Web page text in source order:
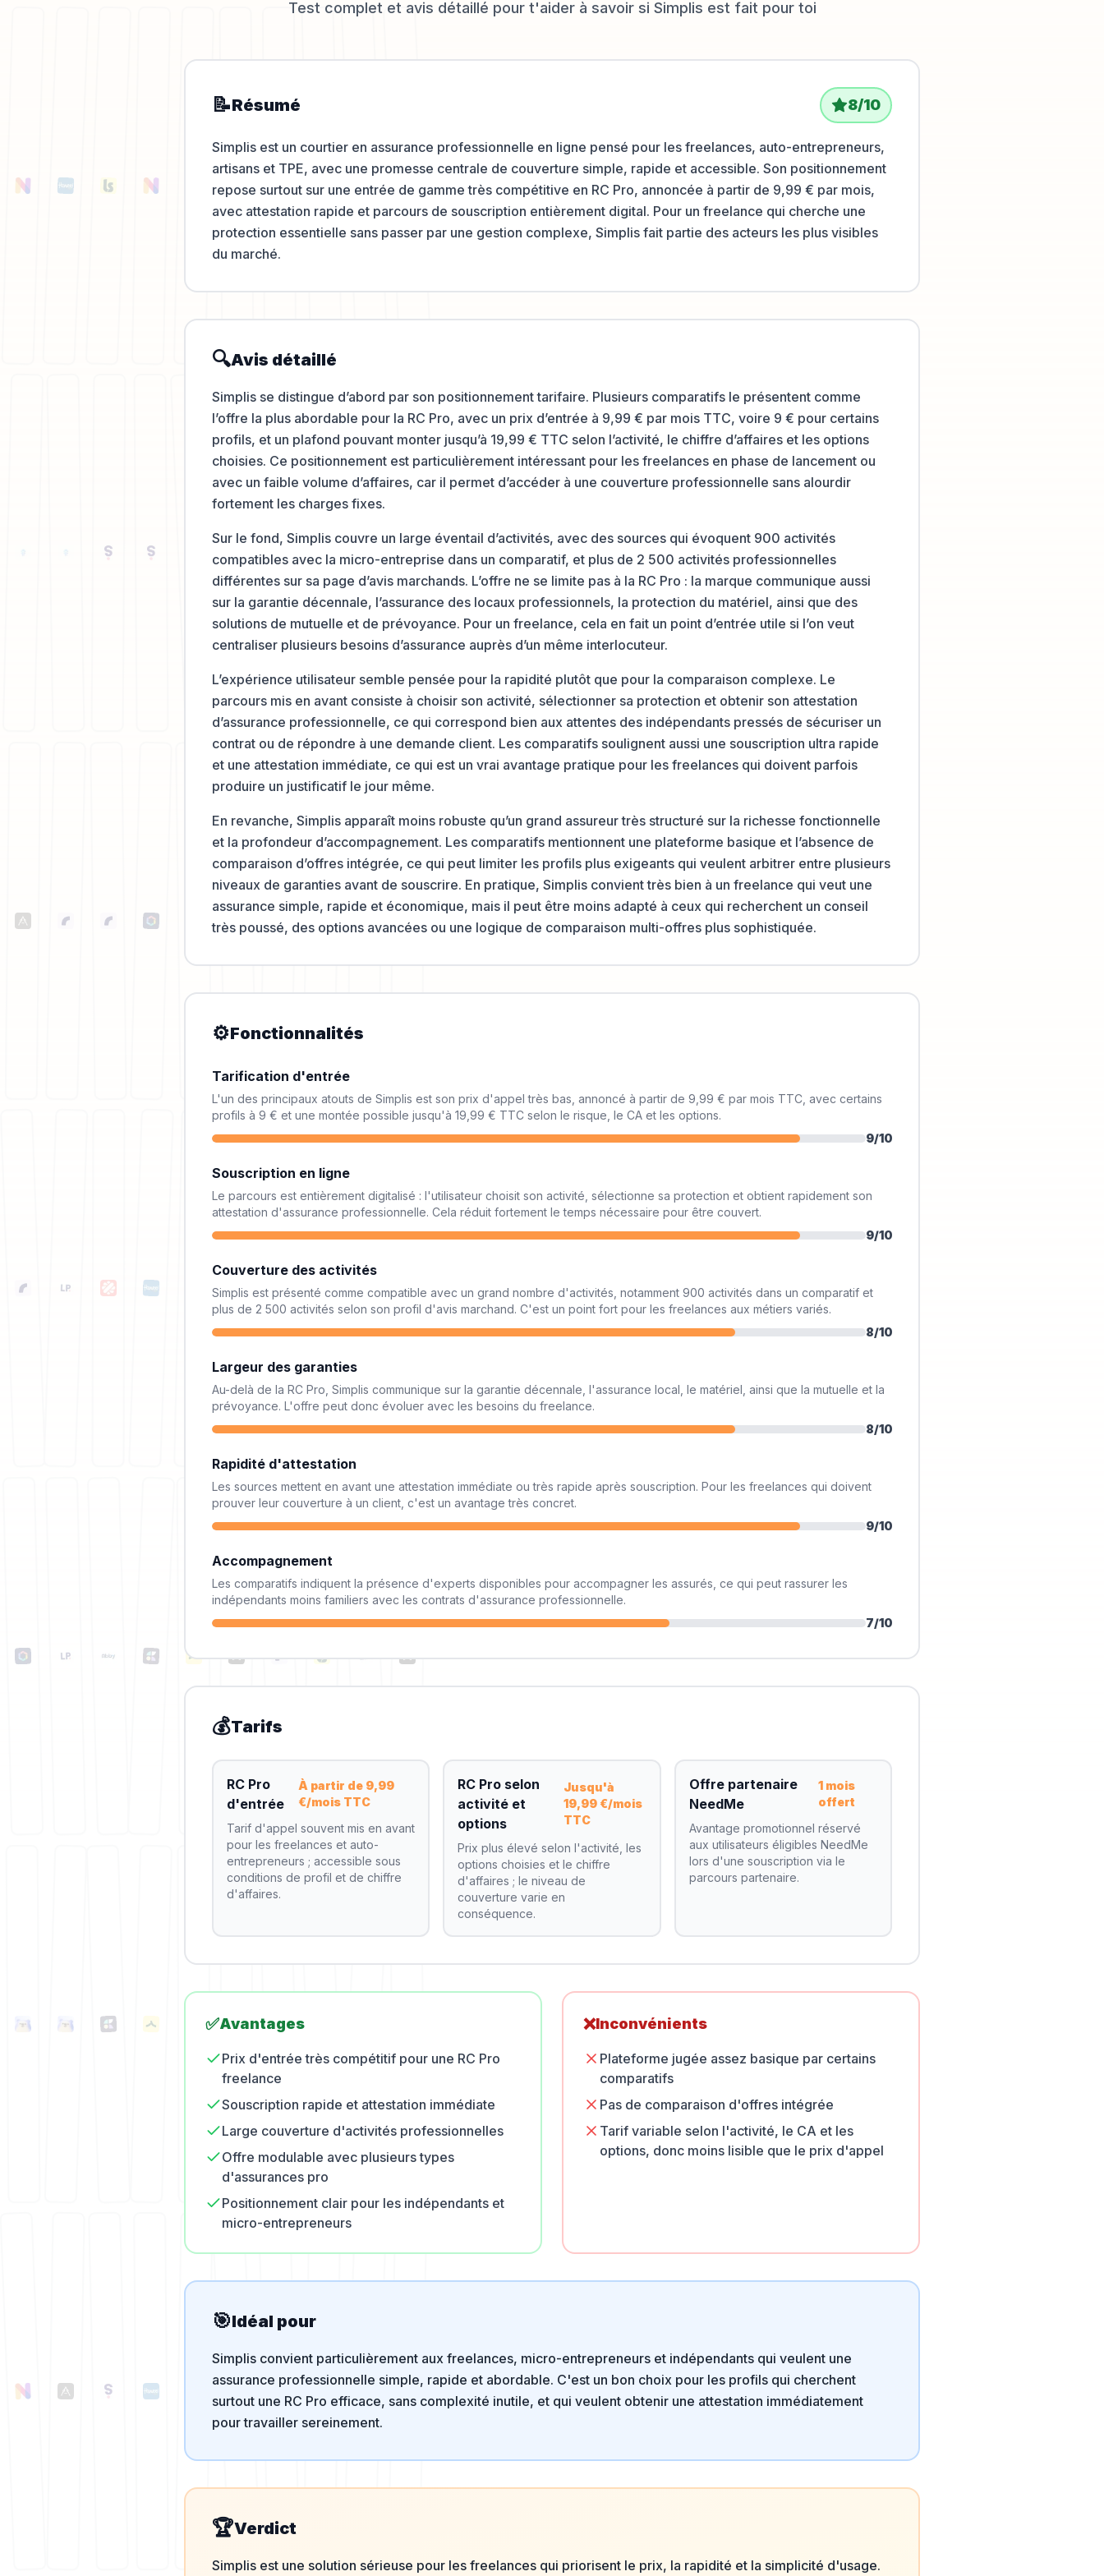
Test complet et avis détaillé pour t'aider à savoir si Simplis est fait pour toi
📝Résumé 8/10
Simplis est un courtier en assurance professionnelle en ligne pensé pour les freelances, auto-entrepreneurs,
artisans et TPE, avec une promesse centrale de couverture simple, rapide et accessible. Son positionnement
repose surtout sur une entrée de gamme très compétitive en RC Pro, annoncée à partir de 9,99 € par mois,
avec attestation rapide et parcours de souscription entièrement digital. Pour un freelance qui cherche une
protection essentielle sans passer par une gestion complexe, Simplis fait partie des acteurs les plus visibles
du marché.
🔍Avis détaillé
Simplis se distingue d’abord par son positionnement tarifaire. Plusieurs comparatifs le présentent comme
l’offre la plus abordable pour la RC Pro, avec un prix d’entrée à 9,99 € par mois TTC, voire 9 € pour certains
profils, et un plafond pouvant monter jusqu’à 19,99 € TTC selon l’activité, le chiffre d’affaires et les options
choisies. Ce positionnement est particulièrement intéressant pour les freelances en phase de lancement ou
avec un faible volume d’affaires, car il permet d’accéder à une couverture professionnelle sans alourdir
fortement les charges fixes.
Sur le fond, Simplis couvre un large éventail d’activités, avec des sources qui évoquent 900 activités
compatibles avec la micro-entreprise dans un comparatif, et plus de 2 500 activités professionnelles
différentes sur sa page d’avis marchands. L’offre ne se limite pas à la RC Pro : la marque communique aussi
sur la garantie décennale, l’assurance des locaux professionnels, la protection du matériel, ainsi que des
solutions de mutuelle et de prévoyance. Pour un freelance, cela en fait un point d’entrée utile si l’on veut
centraliser plusieurs besoins d’assurance auprès d’un même interlocuteur.
L’expérience utilisateur semble pensée pour la rapidité plutôt que pour la comparaison complexe. Le
parcours mis en avant consiste à choisir son activité, sélectionner sa protection et obtenir son attestation
d’assurance professionnelle, ce qui correspond bien aux attentes des indépendants pressés de sécuriser un
contrat ou de répondre à une demande client. Les comparatifs soulignent aussi une souscription ultra rapide
et une attestation immédiate, ce qui est un vrai avantage pratique pour les freelances qui doivent parfois
produire un justificatif le jour même.
En revanche, Simplis apparaît moins robuste qu’un grand assureur très structuré sur la richesse fonctionnelle
et la profondeur d’accompagnement. Les comparatifs mentionnent une plateforme basique et l’absence de
comparaison d’offres intégrée, ce qui peut limiter les profils plus exigeants qui veulent arbitrer entre plusieurs
niveaux de garanties avant de souscrire. En pratique, Simplis convient très bien à un freelance qui veut une
assurance simple, rapide et économique, mais il peut être moins adapté à ceux qui recherchent un conseil
très poussé, des options avancées ou une logique de comparaison multi-offres plus sophistiquée.
⚙️Fonctionnalités
Tarification d'entrée
L'un des principaux atouts de Simplis est son prix d'appel très bas, annoncé à partir de 9,99 € par mois TTC, avec certains
profils à 9 € et une montée possible jusqu'à 19,99 € TTC selon le risque, le CA et les options.
9/10
Souscription en ligne
Le parcours est entièrement digitalisé : l'utilisateur choisit son activité, sélectionne sa protection et obtient rapidement son
attestation d'assurance professionnelle. Cela réduit fortement le temps nécessaire pour être couvert.
9/10
Couverture des activités
Simplis est présenté comme compatible avec un grand nombre d'activités, notamment 900 activités dans un comparatif et
plus de 2 500 activités selon son profil d'avis marchand. C'est un point fort pour les freelances aux métiers variés.
8/10
Largeur des garanties
Au-delà de la RC Pro, Simplis communique sur la garantie décennale, l'assurance local, le matériel, ainsi que la mutuelle et la
prévoyance. L'offre peut donc évoluer avec les besoins du freelance.
8/10
Rapidité d'attestation
Les sources mettent en avant une attestation immédiate ou très rapide après souscription. Pour les freelances qui doivent
prouver leur couverture à un client, c'est un avantage très concret.
9/10
Accompagnement
Les comparatifs indiquent la présence d'experts disponibles pour accompagner les assurés, ce qui peut rassurer les
indépendants moins familiers avec les contrats d'assurance professionnelle.
7/10
💰Tarifs
RC Pro
d'entrée
À partir de 9,99
€/mois TTC
Tarif d'appel souvent mis en avant
pour les freelances et auto-
entrepreneurs ; accessible sous
conditions de profil et de chiffre
d'affaires.
RC Pro selon
activité et
options
Jusqu'à
19,99 €/mois
TTC
Prix plus élevé selon l'activité, les
options choisies et le chiffre
d'affaires ; le niveau de
couverture varie en
conséquence.
Offre partenaire
NeedMe
1 mois
offert
Avantage promotionnel réservé
aux utilisateurs éligibles NeedMe
lors d'une souscription via le
parcours partenaire.
✅Avantages
Prix d'entrée très compétitif pour une RC Pro
freelance
Souscription rapide et attestation immédiate
Large couverture d'activités professionnelles
Offre modulable avec plusieurs types
d'assurances pro
Positionnement clair pour les indépendants et
micro-entrepreneurs
❌Inconvénients
Plateforme jugée assez basique par certains
comparatifs
Pas de comparaison d'offres intégrée
Tarif variable selon l'activité, le CA et les
options, donc moins lisible que le prix d'appel
🎯Idéal pour
Simplis convient particulièrement aux freelances, micro-entrepreneurs et indépendants qui veulent une
assurance professionnelle simple, rapide et abordable. C'est un bon choix pour les profils qui cherchent
surtout une RC Pro efficace, sans complexité inutile, et qui veulent obtenir une attestation immédiatement
pour travailler sereinement.
🏆Verdict
Simplis est une solution sérieuse pour les freelances qui priorisent le prix, la rapidité et la simplicité d'usage.